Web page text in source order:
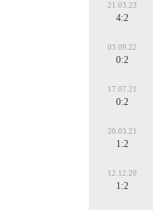
21.03.23
4:2
03.09.22
0:2
17.07.21
0:2
20.03.21
1:2
12.12.20
1:2